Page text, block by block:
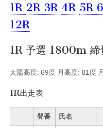
1R 2R 3R 4R 5R
12R
1R 予選 1800m
太陽高度: 69度 月高度: 81度
1R出走表
登番 氏名